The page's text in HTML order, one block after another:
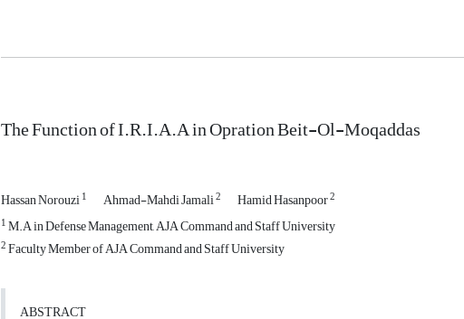
The Function of I.R.I.A.A in Opration Beit-Ol-Moqaddas
Hassan Norouzi1 Ahmad-Mahdi Jamali2 Hamid Hasanpoor2
1M.A in Defense Management, AJA Command and Staff University
2Faculty Member of AJA Command and Staff University
ABSTRACT